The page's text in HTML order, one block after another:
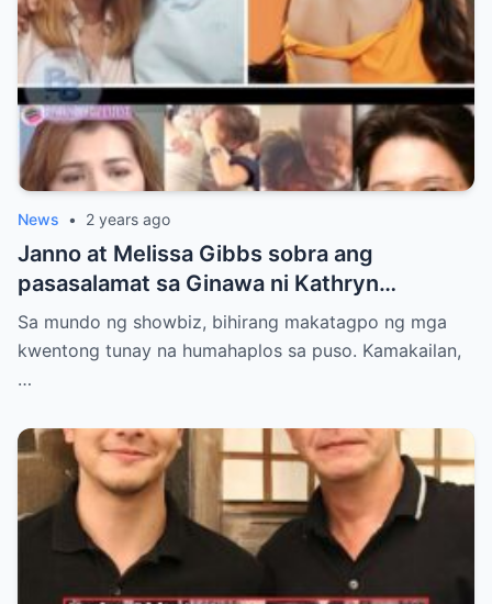
News • 2 years ago
Janno at Melissa Gibbs sobra ang
pasasalamat sa Ginawa ni Kathryn
Bernardo! Iba talaga si Kathryn!
Sa mundo ng showbiz, bihirang makatagpo ng mga
kwentong tunay na humahaplos sa puso. Kamakailan,
…